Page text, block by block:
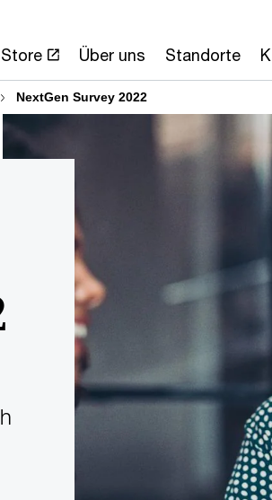
Store Über uns Standorte
NextGen Survey 2022